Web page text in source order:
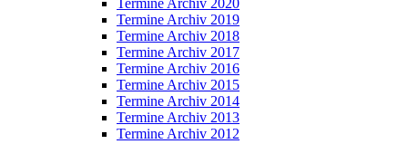
Termine Archiv 2020
Termine Archiv 2019
Termine Archiv 2018
Termine Archiv 2017
Termine Archiv 2016
Termine Archiv 2015
Termine Archiv 2014
Termine Archiv 2013
Termine Archiv 2012